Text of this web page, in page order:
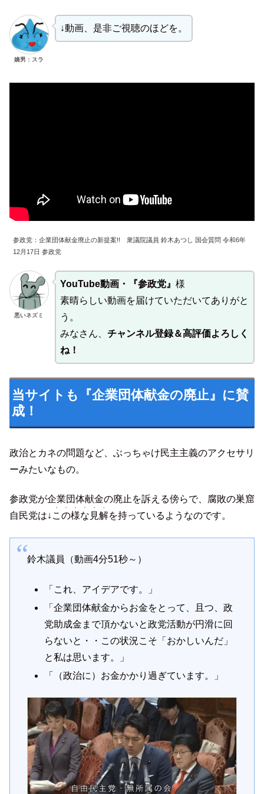
嫡男：スラ
↓動画、是非ご視聴のほどを。
参政党：企業団体献金廃止の新提案!! 衆議院議員 鈴木あつし 国会質問 令和6年
12月17日 参政党
悪いネズミ
YouTube動画・『参政党』 様
素晴らしい動画を届けていただいてありがと
う。
みなさん、 チャンネル登録＆高評価よろしく
ね！
当サイトも『企業団体献金の廃止』に賛
成！
政治とカネの問題など、ぶっちゃけ民主主義のアクセサリ
ーみたいなもの。
参政党が企業団体献金の廃止を訴える傍らで、腐敗の巣窟
自民党は↓ この様な見解
・・・・・・
を持っているようなのです。
鈴木議員（動画4分51秒～）
「これ、アイデアです。」
「企業団体献金からお金をとって、且つ、政
党助成金まで頂かないと政党活動が円滑に回
らないと・・この状況こそ「おかしいんだ」
と私は思います。」
「（政治に）お金かかり過ぎています。」